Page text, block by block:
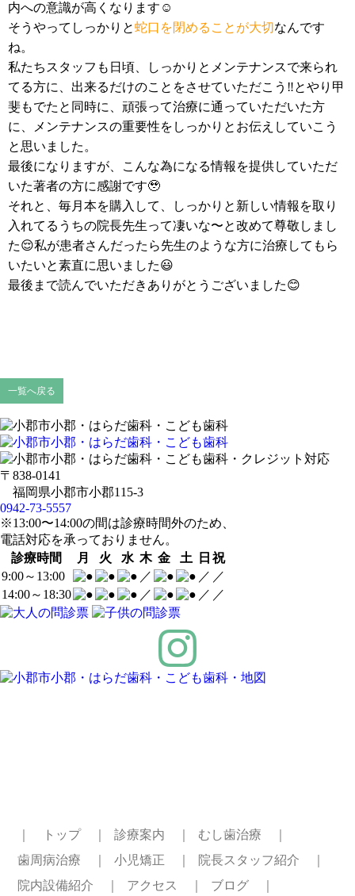
内への意識が高くなります☺️
そうやってしっかりと蛇口を閉めることが大切なんです
ね。
私たちスタッフも日頃、しっかりとメンテナンスで来られ
てる方に、出来るだけのことをさせていただこう‼️とやり甲
斐もでたと同時に、頑張って治療に通っていただいた方
に、メンテナンスの重要性をしっかりとお伝えしていこう
と思いました。
最後になりますが、こんな為になる情報を提供していただ
いた著者の方に感謝です🥹
それと、毎月本を購入して、しっかりと新しい情報を取り
入れてるうちの院長先生って凄いな〜と改めて尊敬しまし
た😌私が患者さんだったら先生のような方に治療してもら
いたいと素直に思いました😃
最後まで読んでいただきありがとうございました😊
一覧へ戻る
〒838-0141
福岡県小郡市小郡115-3
0942-73-5557
※13:00〜14:00の間は診療時間外のため、
電話対応を承っておりません。
診療時間
月 火 水 木 金 土 日 祝
9:00～13:00
／ ／ ／
14:00～18:30
／ ／ ／
｜ トップ ｜ 診療案内 ｜
むし歯治療 ｜
歯周病治療 ｜
小児矯正 ｜
院長スタッフ紹介 ｜
院内設備紹介 ｜
アクセス ｜ ブログ ｜